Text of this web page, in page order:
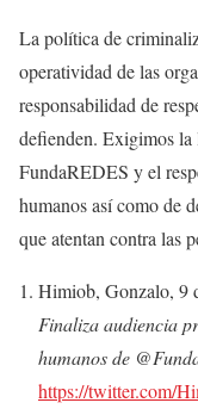
La política de
operatividad de las
responsabilidad de
defienden. Exigimos
FundaREDES y el
humanos así como de
que atentan contra las
Himiob, Gonzalo, 9
Finaliza audiencia
humanos de
https://twitter.com/